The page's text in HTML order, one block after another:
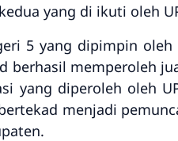
yang di ikuti oleh
5 yang dipimpin
berhasil memperoleh
yang diperoleh oleh
menjadi